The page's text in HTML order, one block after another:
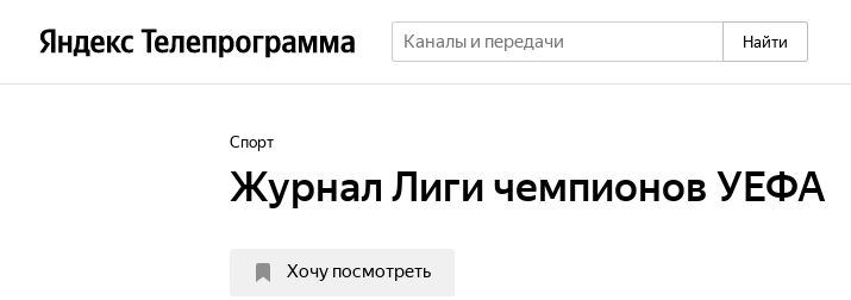
Найти
Спорт
Журнал Лиги чемпионов УЕФА
Хочу посмотреть